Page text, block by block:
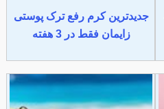
جدیدترین کرم رفع ترک پوستی
زایمان فقط در 3 هفته